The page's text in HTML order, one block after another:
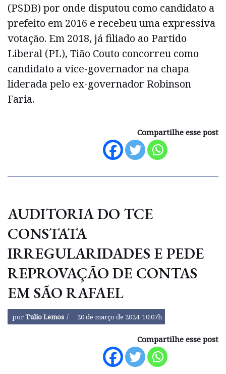
(PSDB) por onde disputou como candidato a
prefeito em 2016 e recebeu uma expressiva
votação. Em 2018, já filiado ao Partido
Liberal (PL), Tião Couto concorreu como
candidato a vice-governador na chapa
liderada pelo ex-governador Robinson
Faria.
Compartilhe esse post
AUDITORIA DO TCE
CONSTATA
IRREGULARIDADES E PEDE
REPROVAÇÃO DE CONTAS
EM SÃO RAFAEL
porTulio Lemos 20 de março de 2024, 10:07h
Compartilhe esse post